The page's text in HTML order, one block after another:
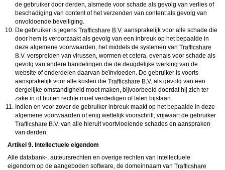
de gebruiker door derden, alsmede voor schade als gevolg van verlies of
beschadiging van content of het verzenden van content als gevolg van
onvoldoende beveiliging.
De gebruiker is jegens
aansprakelijk voor alle schade die
door hem is veroorzaakt als gevolg van een inbreuk op het bepaalde in
deze algemene voorwaarden, het middels de systemen van
verspreiden van virussen, wormen et cetera, evenals voor schade als
gevolg van andere handelingen die de deugdelijke werking van de
website of onderdelen daarvan beïnvloeden. De gebruiker is voorts
aansprakelijk voor alle kosten die
als gevolg van een
dergelijke omstandigheid moet maken, bijvoorbeeld doordat hij zich ter
zake in of buiten rechte moet verdedigen of laten bijstaan.
Indien en voor zover de gebruiker inbreuk maakt op het bepaalde in deze
algemene voorwaarden of enig wettelijk voorschrift, vrijwaart de gebruiker
van alle hieruit voortvloeiende schades en aanspraken
van derden.
Artikel 9. Intellectuele eigendom
Alle databank-, auteursrechten en overige rechten van intellectuele
eigendom op de aangeboden software, de domeinnaam van